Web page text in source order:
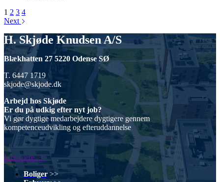
1 2 3 4
Next
H. Skjøde Knudsen A/S
Blækhatten 27 5220 Odense SØ
T. 6447 1719
skjode@skjode.dk
Arbejd hos Skjøde
Er du på udkig efter nyt job?
Vi gør dygtige medarbejdere dygtigere gennem
kompetenceudvikling og efteruddannelse
Læs mere >>
Boliger >>